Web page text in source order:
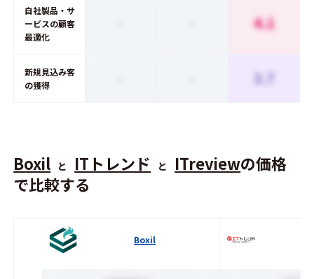
自社製品・サ
ービスの顧客
最適化
4.1
新規見込み客
の獲得
3.7
Boxil と ITトレンド と ITreviewの価格
で比較する
Boxil